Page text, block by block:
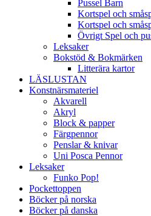
Pussel Barn
Kortspel och
Kortspel och
Övrigt Spel och
Leksaker
Bokstöd & Bokmärken
Litterära kartor
LÄSLUSTAN
Konstnärsmateriel
Akvarell
Akryl
Block & papper
Färgpennor
Penslar & knivar
Uni Posca Pennor
Leksaker
Funko Pop!
Pockettoppen
Böcker på norska
Böcker på danska